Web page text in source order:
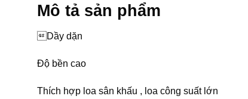
Mô tả sản phẩm
Dầy dặn
Độ bền cao
Thích hợp loa sân khấu , loa công suất lớn